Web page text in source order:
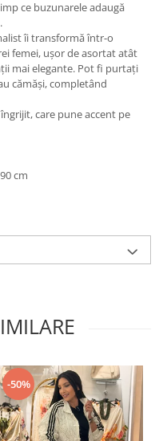
ce buzunarele adaugă
îi transformă într-o
femei, ușor de asortat atât
mai elegante. Pot fi purtați
cămăși, completând
care pune accent pe
cm
-50%